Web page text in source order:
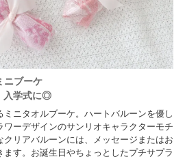
入れいたします。
がな5字程度でご指定ください。
それ以降は小文字に変換させて頂きます。
文字の 大文字・小文字を変更させていただく
ホワイトのシールで製作いたします。
出来かねます。
定型文にて製作いたします。予めご了承くださ
ニブーケ
入学式に◎
ニタオルブーケ。ハートバルーンを優し
ワーデザインのサンリオキャラクターモチ
リアバルーンには、メッセージまたはお
す。お誕生日やちょっとしたプチサプラ